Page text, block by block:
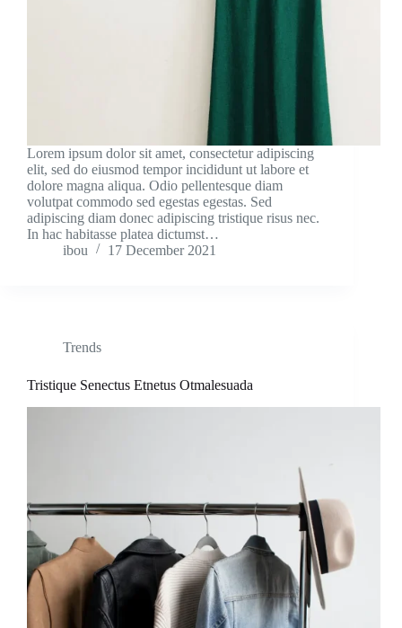
Lorem ipsum dolor sit amet, consectetur adipiscing
elit, sed do eiusmod tempor incididunt ut labore et
dolore magna aliqua. Odio pellentesque diam
volutpat commodo sed egestas egestas. Sed
adipiscing diam donec adipiscing tristique risus nec.
In hac habitasse platea dictumst…
ibou
17 December 2021
Trends
Tristique Senectus Etnetus Otmalesuada